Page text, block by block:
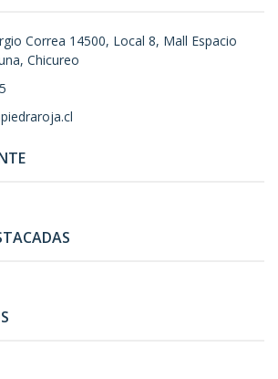
Correa 14500, Local 8, Mall Espacio
Chicureo